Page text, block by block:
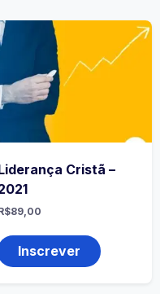
Cristã –
89,00
Inscrever